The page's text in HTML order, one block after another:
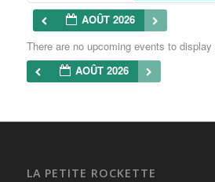
AOÛT 2026
There are no upcoming events to
AOÛT 2026
LA PETITE ROCKETTE